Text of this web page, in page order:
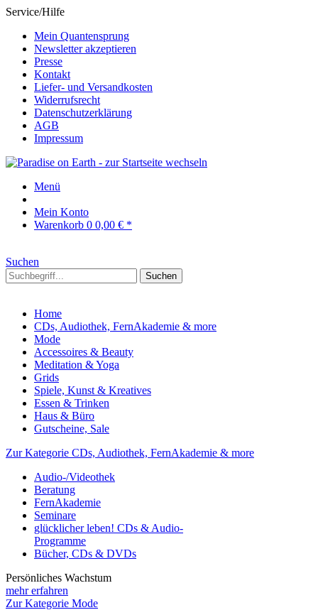
Service/Hilfe
Mein Quantensprung
Newsletter akzeptieren
Presse
Kontakt
Liefer- und Versandkosten
Widerrufsrecht
Datenschutzerklärung
AGB
Impressum
Menü
Mein Konto
Warenkorb 0 0,00 € *
Suchen
Suchen
Home
CDs, Audiothek, FernAkademie & more
Mode
Accessoires & Beauty
Meditation & Yoga
Grids
Spiele, Kunst & Kreatives
Essen & Trinken
Haus & Büro
Gutscheine, Sale
Zur Kategorie CDs, Audiothek, FernAkademie & more
Audio-/Videothek
Beratung
FernAkademie
Seminare
glücklicher leben! CDs & Audio-
Programme
Bücher, CDs & DVDs
Persönliches Wachstum
mehr erfahren
Zur Kategorie Mode